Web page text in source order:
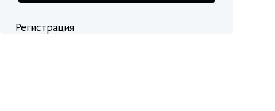
Регистрация